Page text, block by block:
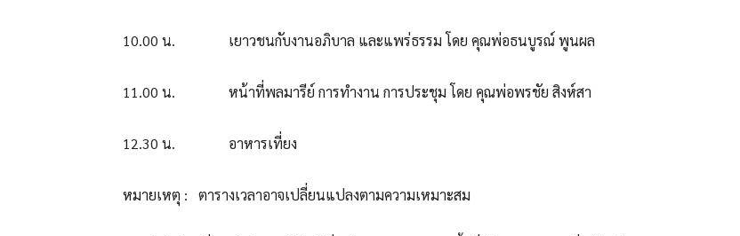
10.00 น. เยาวชนกับงานอภิบาล และแพร่ธรรม โดย คุณพ่อธนบูรณ์ พูนผล
11.00 น. หน้าที่พลมารีย์ การทำงาน การประชุม โดย คุณพ่อพรชัย สิงห์สา
12.30 น. อาหารเที่ยง
หมายเหตุ : ตารางเวลาอาจเปลี่ยนแปลงตามความเหมาะสม